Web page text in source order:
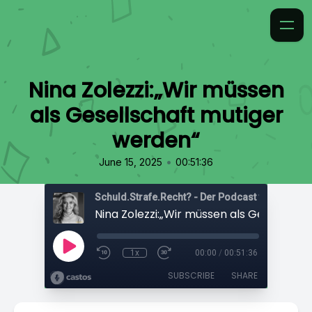
Nina Zolezzi:„Wir müssen
als Gesellschaft mutiger
werden“
June 15, 2025 • 00:51:36
1x 00:00 / 00:51:36
SUBSCRIBE SHARE